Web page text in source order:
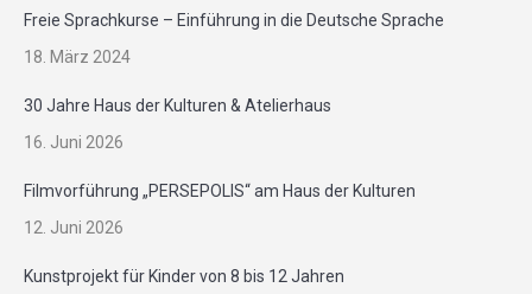
Freie Sprachkurse – Einführung in die Deutsche Sprache
18. März 2024
30 Jahre Haus der Kulturen & Atelierhaus
16. Juni 2026
Filmvorführung „PERSEPOLIS“ am Haus der Kulturen
12. Juni 2026
Kunstprojekt für Kinder von 8 bis 12 Jahren